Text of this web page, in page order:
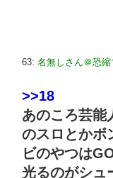
63: 名無しさん＠恐縮
>>18
あのころ芸
のスロとか
ビのやつは
光るのがシュ